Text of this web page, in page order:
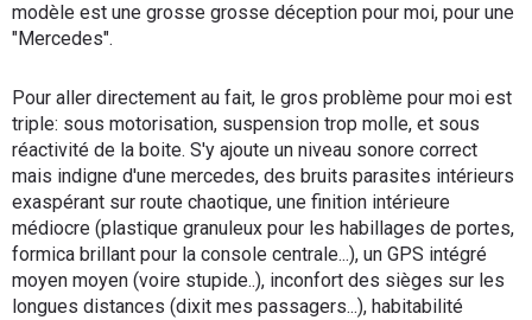
modèle est une grosse grosse déception pour moi, pour une
"Mercedes".
Pour aller directement au fait, le gros problème pour moi est
triple: sous motorisation, suspension trop molle, et sous
réactivité de la boite. S'y ajoute un niveau sonore correct
mais indigne d'une mercedes, des bruits parasites intérieurs
exaspérant sur route chaotique, une finition intérieure
médiocre (plastique granuleux pour les habillages de portes,
formica brillant pour la console centrale...), un GPS intégré
moyen moyen (voire stupide..), inconfort des sièges sur les
longues distances (dixit mes passagers...), habitabilité